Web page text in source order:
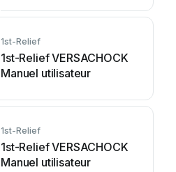
1st-Relief
1st-Relief VERSACHOCK
Manuel utilisateur
1st-Relief
1st-Relief VERSACHOCK
Manuel utilisateur